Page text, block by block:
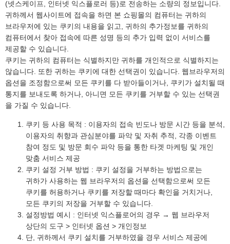
(넷스케이프, 인터넷 익스플로러 등)로 전송하는 소량의 정보입니다.
귀하께서 웹사이트에 접속을 하면 본 쇼핑몰의 컴퓨터는 귀하의
브라우저에 있는 쿠키의 내용을 읽고, 귀하의 추가정보를 귀하의
컴퓨터에서 찾아 접속에 따른 성명 등의 추가 입력 없이 서비스를
제공할 수 있습니다.
쿠키는 귀하의 컴퓨터는 식별하지만 귀하를 개인적으로 식별하지는
않습니다. 또한 귀하는 쿠키에 대한 선택권이 있습니다. 웹브라우저의
옵션을 조정함으로써 모든 쿠키를 다 받아들이거나, 쿠키가 설치될 때
통지를 보내도록 하거나, 아니면 모든 쿠키를 거부할 수 있는 선택권
을 가질 수 있습니다.
쿠키 등 사용 목적 : 이용자의 접속 빈도나 방문 시간 등을 분석,
이용자의 취향과 관심분야를 파악 및 자취 추적, 각종 이벤트
참여 정도 및 방문 회수 파악 등을 통한 타겟 마케팅 및 개인
맞춤 서비스 제공
쿠키 설정 거부 방법 : 쿠키 설정을 거부하는 방법으로는
귀하가 사용하는 웹 브라우저의 옵션을 선택함으로써 모든
쿠키를 허용하거나 쿠키를 저장할 때마다 확인을 거치거나,
모든 쿠키의 저장을 거부할 수 있습니다.
설정방법 예시 : 인터넷 익스플로어의 경우 → 웹 브라우저
상단의 도구 > 인터넷 옵션 > 개인정보
단, 귀하께서 쿠키 설치를 거부하였을 경우 서비스 제공에